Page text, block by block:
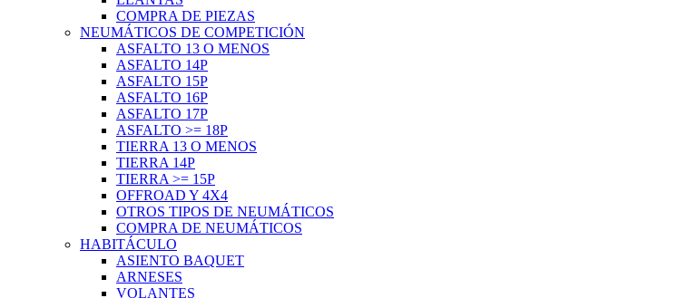
COMPRA DE PIEZAS
NEUMÁTICOS DE COMPETICIÓN
ASFALTO 13 O MENOS
ASFALTO 14P
ASFALTO 15P
ASFALTO 16P
ASFALTO 17P
ASFALTO >= 18P
TIERRA 13 O MENOS
TIERRA 14P
TIERRA >= 15P
OFFROAD Y 4X4
OTROS TIPOS DE NEUMÁTICOS
COMPRA DE NEUMÁTICOS
HABITÁCULO
ASIENTO BAQUET
ARNESES
VOLANTES